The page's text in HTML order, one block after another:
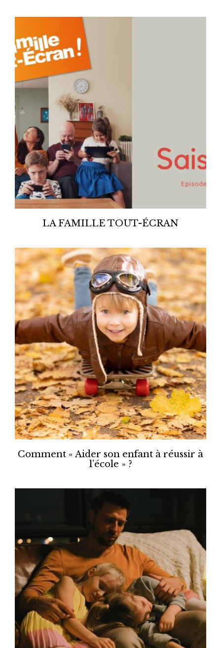
LA FAMILLE TOUT-ÉCRAN
Comment « Aider son enfant à réussir à
l’école » ?